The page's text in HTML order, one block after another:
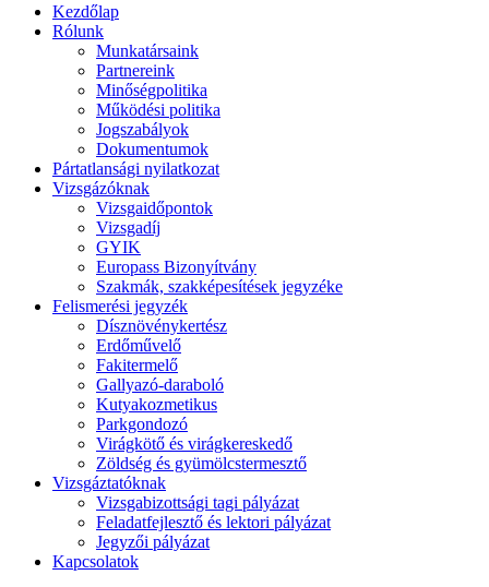
Kezdőlap
Rólunk
Munkatársaink
Partnereink
Minőségpolitika
Működési politika
Jogszabályok
Dokumentumok
Pártatlansági nyilatkozat
Vizsgázóknak
Vizsgaidőpontok
Vizsgadíj
GYIK
Europass Bizonyítvány
Szakmák, szakképesítések jegyzéke
Felismerési jegyzék
Dísznövénykertész
Erdőművelő
Fakitermelő
Gallyazó-daraboló
Kutyakozmetikus
Parkgondozó
Virágkötő és virágkereskedő
Zöldség és gyümölcstermesztő
Vizsgáztatóknak
Vizsgabizottsági tagi pályázat
Feladatfejlesztő és lektori pályázat
Jegyzői pályázat
Kapcsolatok